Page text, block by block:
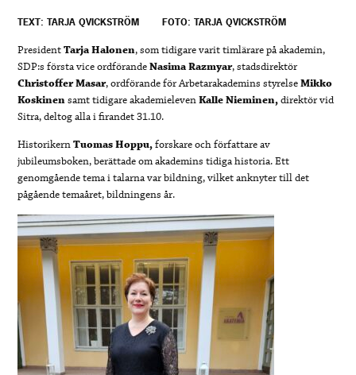
TEXT: TARJA QVICKSTRÖM FOTO: TARJA QVICKSTRÖM
PresidentTarja Halonen, som tidigare varit timlärare på akademin,
SDP:s första vice ordförandeNasima Razmyar, stadsdirektör
Christoffer Masar, ordförande för Arbetarakademins styrelseMikko
Koskinensamt tidigare akademielevenKalle Nieminen,direktör vid
Sitra, deltog alla i firandet 31.10.
HistorikernTuomas Hoppu,forskare och författare av
jubileumsboken, berättade om akademins tidiga historia. Ett
genomgående tema i talarna var bildning, vilket anknyter till det
pågående temaåret, bildningens år.